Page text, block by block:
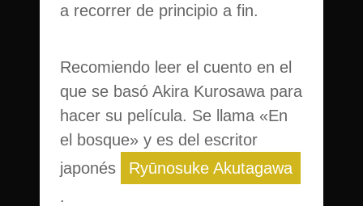
a recorrer de principio a fin.
Recomiendo leer el cuento en el
que se basó Akira Kurosawa para
hacer su película. Se llama «En
el bosque» y es del escritor
japonés
Ryūnosuke Akutagawa
.